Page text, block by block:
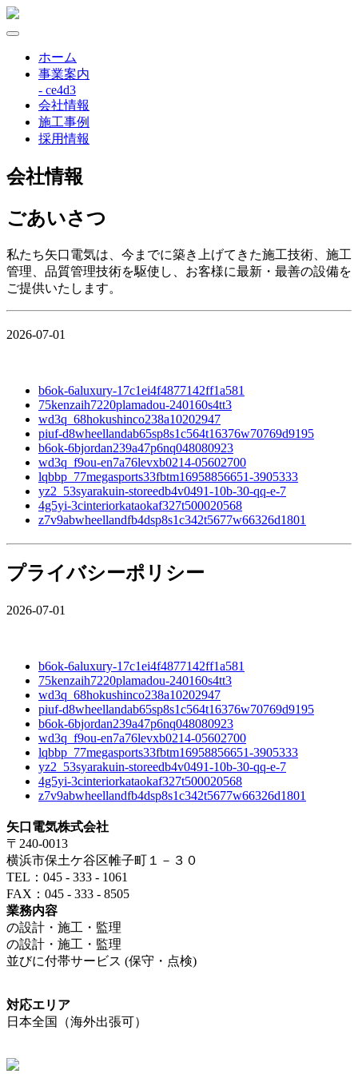
ホーム
事業案内
- ce4d3
会社情報
施工事例
採用情報
会社情報
ごあいさつ
私たち矢口電気は、今までに築き上げてきた施工技術、施工
管理、品質管理技術を駆使し、お客様に最新・最善の設備を
ご提供いたします。
2026-07-01
b6ok-6aluxury-17c1ei4f4877142ff1a581
75kenzaih7220plamadou-240160s4tt3
wd3q_68hokushinco238a10202947
piuf-d8wheellandab65sp8s1c564t16376w70769d9195
b6ok-6bjordan239a47p6nq048080923
wd3q_f9ou-en7a76levxb0214-05602700
lqbbp_77megasports33fbtm16958856651-3905333
yz2_53syarakuin-storeedb4v0491-10b-30-qq-e-7
4g5yi-3cinteriorkataokaf327t500020568
z7v9abwheellandfb4dsp8s1c342t5677w66326d1801
プライバシーポリシー
2026-07-01
b6ok-6aluxury-17c1ei4f4877142ff1a581
75kenzaih7220plamadou-240160s4tt3
wd3q_68hokushinco238a10202947
piuf-d8wheellandab65sp8s1c564t16376w70769d9195
b6ok-6bjordan239a47p6nq048080923
wd3q_f9ou-en7a76levxb0214-05602700
lqbbp_77megasports33fbtm16958856651-3905333
yz2_53syarakuin-storeedb4v0491-10b-30-qq-e-7
4g5yi-3cinteriorkataokaf327t500020568
z7v9abwheellandfb4dsp8s1c342t5677w66326d1801
矢口電気株式会社
〒240-0013
横浜市保土ケ谷区帷子町１－３０
TEL：045 - 333 - 1061
FAX：045 - 333 - 8505
業務内容
の設計・施工・監理
の設計・施工・監理
並びに付帯サービス (保守・点検)
対応エリア
日本全国（海外出張可）